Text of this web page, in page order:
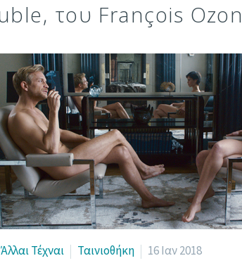
του François Ozon
Άλλαι Τέχναι Ταινιοθήκη 16 Ιαν 2018